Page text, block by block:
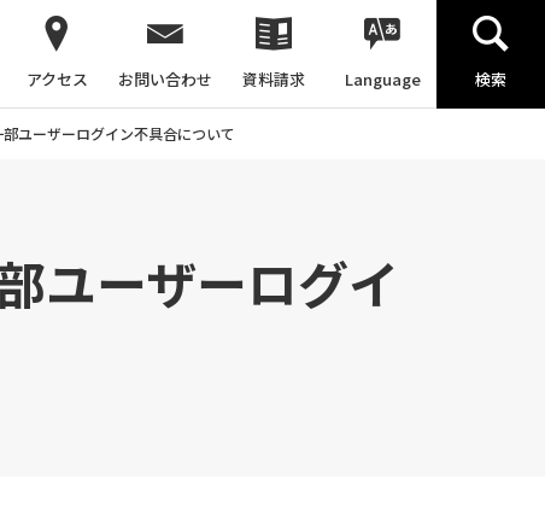
アクセス お問い合わせ 資料請求 Language 検索
ユーザーログイン不具合について
ユーザーログイ